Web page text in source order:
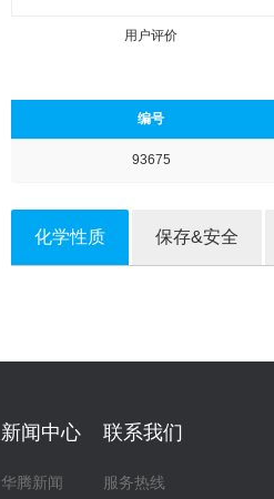
用户评价
编号
93675
化学性质 保存&安全
新闻中心
华腾新闻
联系我们
服务热线